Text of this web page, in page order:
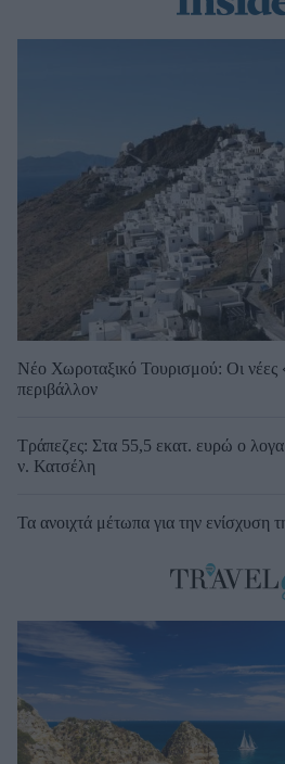
Νέο Χωροταξικό Τουρισμού: Οι νέες
περιβάλλον
Τράπεζες: Στα 55,5 εκατ. ευρώ ο
ν. Κατσέλη
Τα ανοιχτά μέτωπα για την ενίσχυση